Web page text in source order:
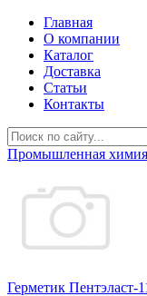
Главная
О компании
Каталог
Доставка
Статьи
Контакты
Промышленная химия
Герметик Пентэласт-